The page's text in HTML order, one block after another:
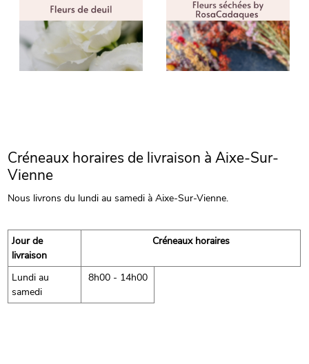
Créneaux horaires de livraison à Aixe-Sur-
Vienne
Nous livrons du lundi au samedi à Aixe-Sur-Vienne.
Jour de
livraison
Créneaux horaires
Lundi au
samedi
8h00 - 14h00